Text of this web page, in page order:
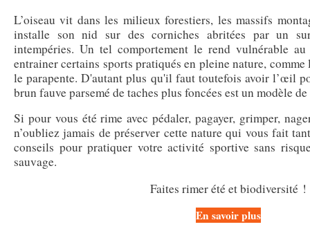
L’oiseau vit dans les milieux forestiers, les massifs
installe son nid sur des corniches abritées par un
intempéries. Un tel comportement le rend vulnérable au
entrainer certains sports pratiqués en pleine nature, comme
le parapente. D'autant plus qu'il faut toutefois avoir l’œil
brun fauve parsemé de taches plus foncées est un modèle
Si pour vous été rime avec pédaler, pagayer, grimper,
n’oubliez jamais de préserver cette nature qui vous fait
conseils pour pratiquer votre activité sportive sans
sauvage.
Faites rimer été et biodiversité !
En savoir plus